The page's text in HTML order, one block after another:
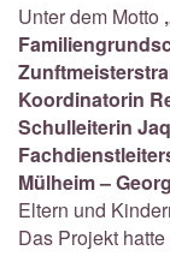
Unter dem Motto
Koordinatorin
Schulleiterin
Mülheim –
Eltern und
Das Projekt